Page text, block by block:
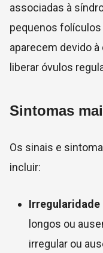
associadas à
pequenos
aparecem devido
liberar óvulos
Sintomas
Os sinais e
incluir:
Irregularidade
longos ou
irregular ou